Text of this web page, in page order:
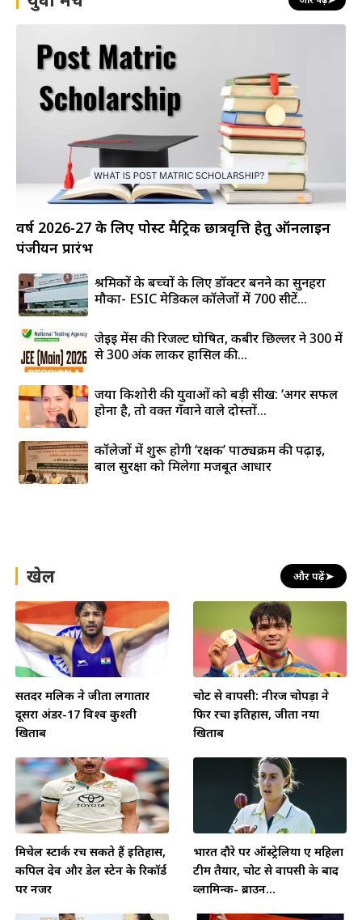
वर्ष 2026-27 के लिए पोस्ट मैट्रिक छात्रवृत्ति हेतु ऑनलाइन
पंजीयन प्रारंभ
श्रमिकों के बच्चों के लिए डॉक्टर बनने का सुनहरा
मौका- ESIC मेडिकल कॉलेजों में 700 सीटें...
जेईई मेंस की रिजल्ट घोषित, कबीर छिल्लर ने 300 में
से 300 अंक लाकर हासिल की...
जया किशोरी की युवाओं को बड़ी सीख: ‘अगर सफल
होना है, तो वक्त गँवाने वाले दोस्तों...
कॉलेजों में शुरू होगी ‘रक्षक’ पाठ्यक्रम की पढ़ाई,
बाल सुरक्षा को मिलेगा मजबूत आधार
खेल और पढ़ें➤
सतिंदर मलिक ने जीता लगातार
दूसरा अंडर-17 विश्व कुश्ती
खिताब
चोट से वापसी: नीरज चोपड़ा ने
फिर रचा इतिहास, जीता नया
खिताब
मिचेल स्टार्क रच सकते हैं इतिहास,
कपिल देव और डेल स्टेन के रिकॉर्ड
पर नजर
भारत दौरे पर ऑस्ट्रेलिया ए महिला
टीम तैयार, चोट से वापसी के बाद
व्लामिन्क- ब्राउन...